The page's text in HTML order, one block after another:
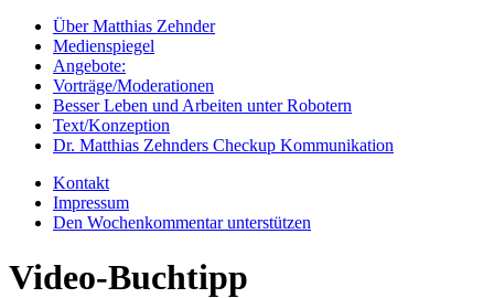
Über Matthias Zehnder
Medienspiegel
Angebote:
Vorträge/Moderationen
Besser Leben und Arbeiten unter Robotern
Text/Konzeption
Dr. Matthias Zehnders Checkup Kommunikation
Kontakt
Impressum
Den Wochenkommentar unterstützen
Video-Buchtipp